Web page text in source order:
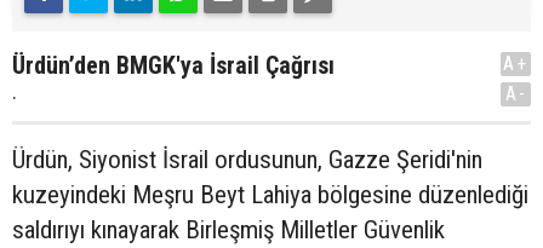
Ürdün’den BMGK'ya İsrail Çağrısı
.
A+
A-
Ürdün, Siyonist İsrail ordusunun, Gazze Şeridi'nin
kuzeyindeki Meşru Beyt Lahiya bölgesine düzenlediği
saldırıyı kınayarak Birleşmiş Milletler Güvenlik